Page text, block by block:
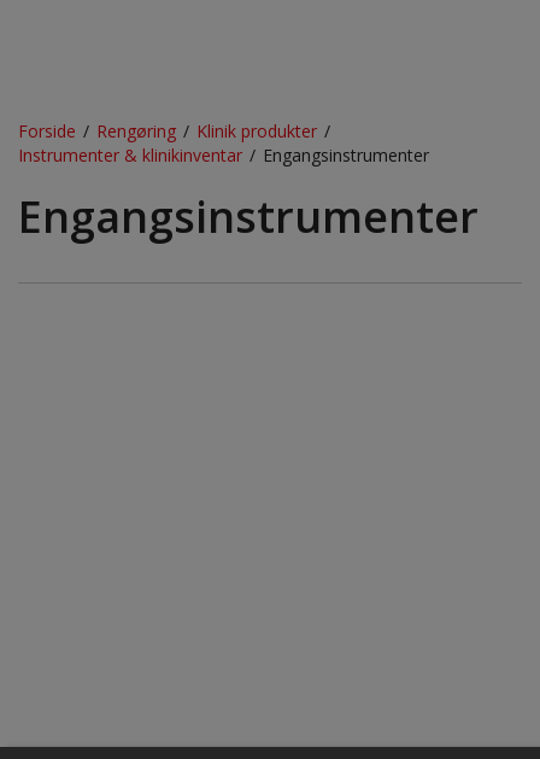
Forside / Rengøring / Klinik produkter /
Instrumenter & klinikinventar / Engangsinstrumenter
Engangsinstrumenter